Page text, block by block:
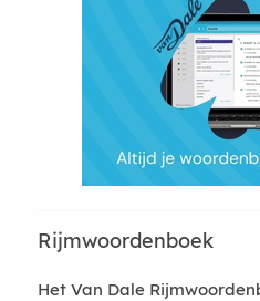
Rijmwoordenboek
Het Van Dale